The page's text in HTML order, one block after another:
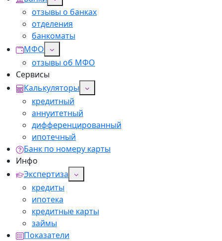
отзывы о банках
отделения
банкоматы
МФО
отзывы об МФО
Сервисы
Калькуляторы
кредитный
аннуитетный
дифференцированный
ипотечный
Банк по номеру карты
Инфо
Экспертиза
кредиты
ипотека
кредитные карты
займы
Показатели